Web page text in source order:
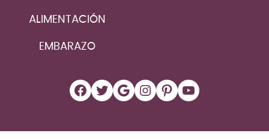
ALIMENTACIÓN
EMBARAZO
Facebook
Twitter
Google
Instagram
Pinterest
YouTube